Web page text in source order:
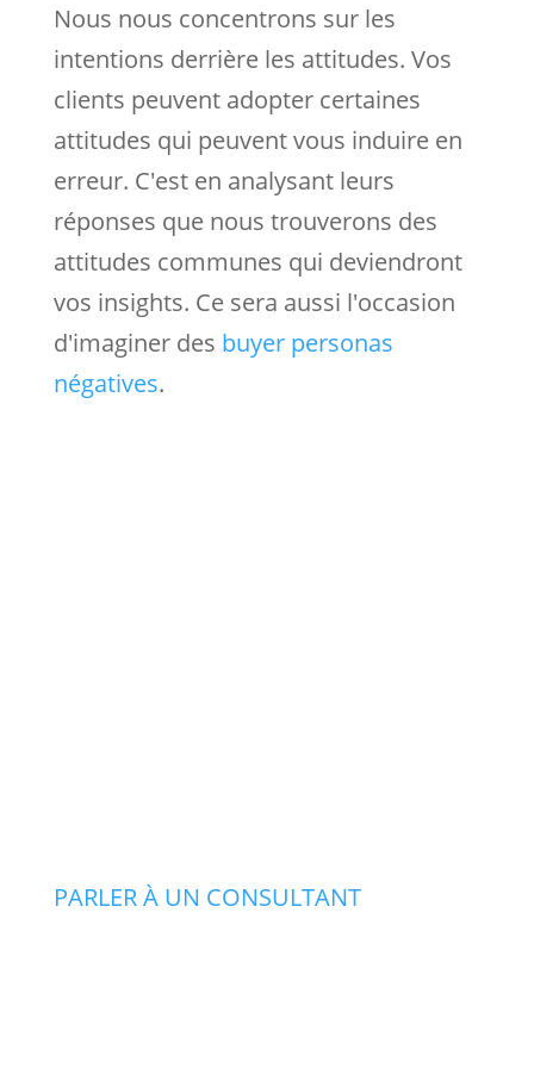
Nous nous concentrons sur les
intentions derrière les attitudes. Vos
clients peuvent adopter certaines
attitudes qui peuvent vous induire en
erreur. C'est en analysant leurs
réponses que nous trouverons des
attitudes communes qui deviendront
vos insights. Ce sera aussi l'occasion
d'imaginer des buyer personas
négatives.
PARLER À UN CONSULTANT